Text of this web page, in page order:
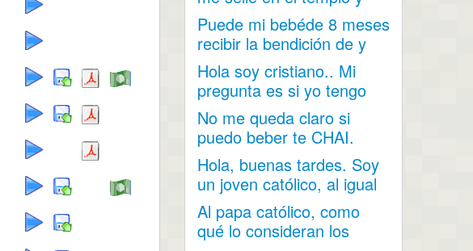
mis hijos nacieron...
Puede mi bebéde 8 meses
recibir la bendición de y
darle su nombre...
Hola soy cristiano.. Mi
pregunta es si yo tengo
unos comerciales y lo...
No me queda claro si
puedo beber te CHAI.
Contiene cardamomo,
hinojo...
Hola, buenas tardes. Soy
un joven católico, al igual
que mi...
Al papa católico, como
qué lo consideran los